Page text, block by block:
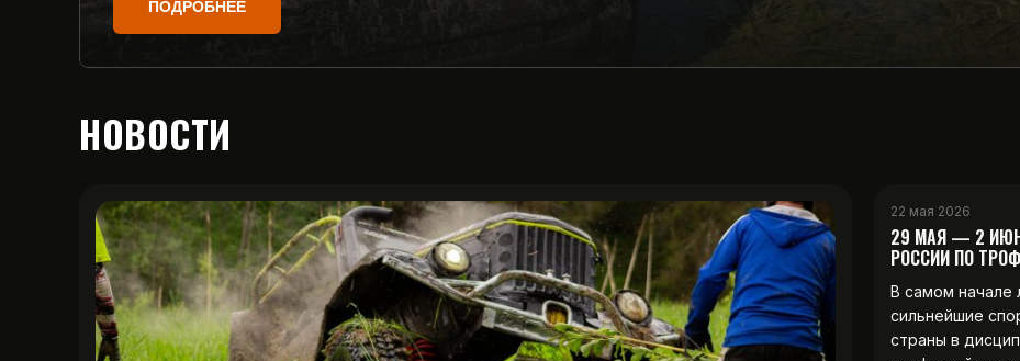
ПОДРОБНЕЕ
НОВОСТИ
22 мая 2026
29 МАЯ — 2
РОССИИ ПО
В самом начале
сильнейшие
страны в